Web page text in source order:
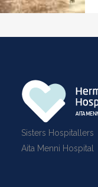
Sisters Hospitallers
Aita Menni Hospital